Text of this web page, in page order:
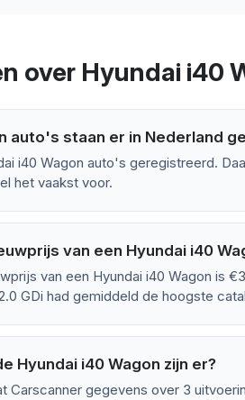
over Hyundai i40
auto's staan er in Nederland
i40 Wagon auto's geregistreerd.
het vaakst voor.
van een Hyundai i40
van een Hyundai i40 Wagon is
GDi had gemiddeld de hoogste
Hyundai i40 Wagon zijn er?
Carscanner gegevens over 3